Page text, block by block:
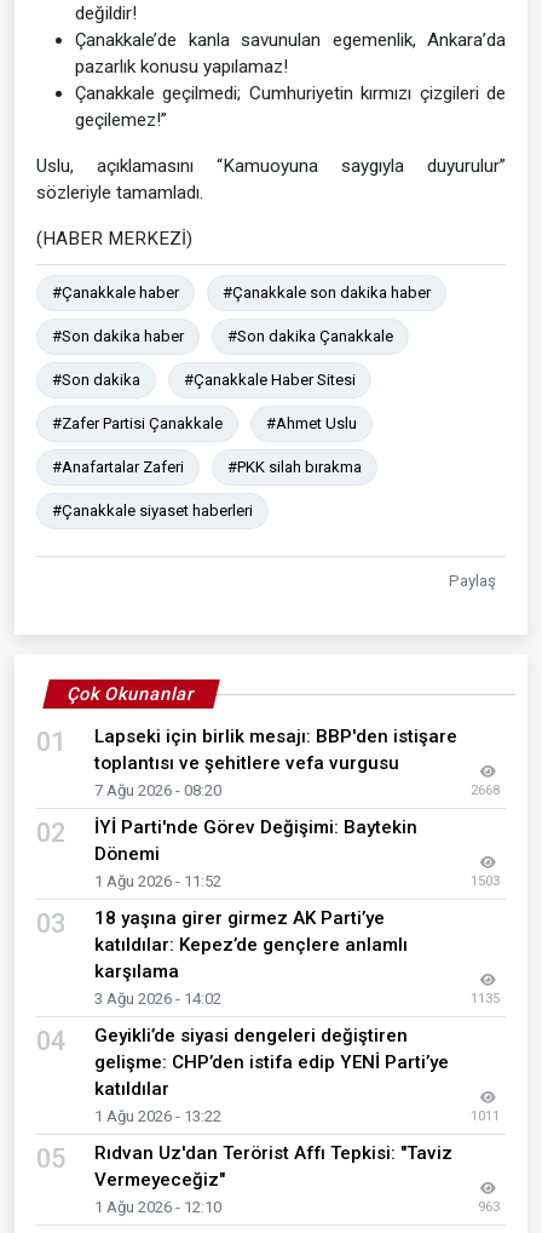
değildir!
Çanakkale’de kanla savunulan egemenlik, Ankara’da
pazarlık konusu yapılamaz!
Çanakkale geçilmedi; Cumhuriyetin kırmızı çizgileri de
geçilemez!”
Uslu, açıklamasını “Kamuoyuna saygıyla duyurulur”
sözleriyle tamamladı.
(HABER MERKEZİ)
#Çanakkale haber #Çanakkale son dakika haber
#Son dakika haber #Son dakika Çanakkale
#Son dakika #Çanakkale Haber Sitesi
#Zafer Partisi Çanakkale #Ahmet Uslu
#Anafartalar Zaferi #PKK silah bırakma
#Çanakkale siyaset haberleri
Paylaş
Çok Okunanlar
01
Lapseki için birlik mesajı: BBP'den istişare
toplantısı ve şehitlere vefa vurgusu
7 Ağu 2026 - 08:20 2668
02
İYİ Parti'nde Görev Değişimi: Baytekin
Dönemi
1 Ağu 2026 - 11:52 1503
03
18 yaşına girer girmez AK Parti’ye
katıldılar: Kepez’de gençlere anlamlı
karşılama
3 Ağu 2026 - 14:02 1135
04
Geyikli’de siyasi dengeleri değiştiren
gelişme: CHP’den istifa edip YENİ Parti’ye
katıldılar
1 Ağu 2026 - 13:22 1011
05
Rıdvan Uz'dan Terörist Affı Tepkisi: "Taviz
Vermeyeceğiz"
1 Ağu 2026 - 12:10 963